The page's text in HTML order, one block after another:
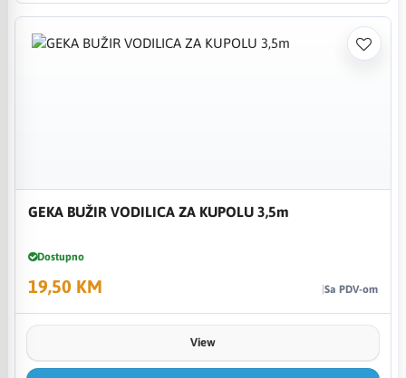
GEKA BUŽIR VODILICA ZA KUPOLU 3,5m
Dostupno
19,50 KM Sa PDV-om
View